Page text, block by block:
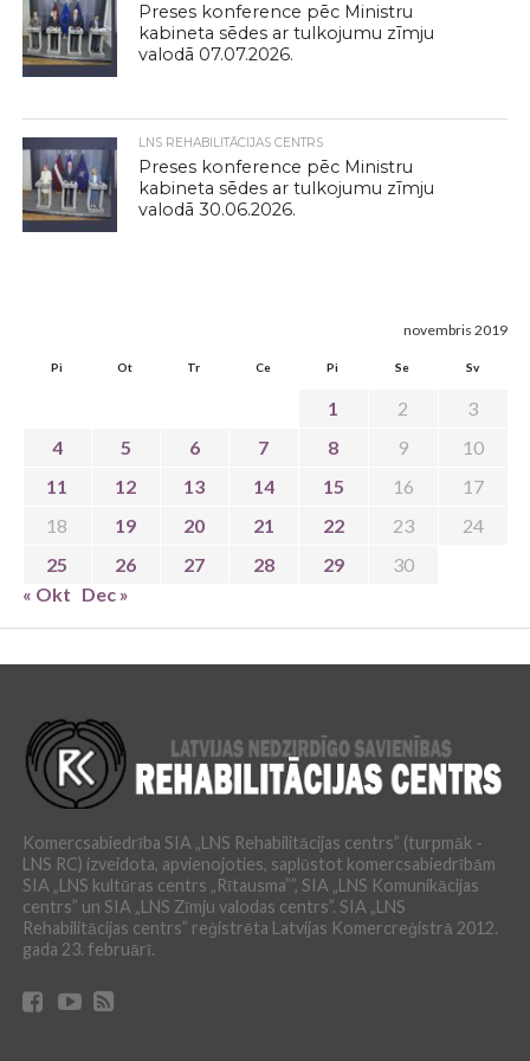
Preses konference pēc Ministru
kabineta sēdes ar tulkojumu zīmju
valodā 07.07.2026.
LNS REHABILITĀCIJAS CENTRS
Preses konference pēc Ministru
kabineta sēdes ar tulkojumu zīmju
valodā 30.06.2026.
novembris 2019
Pi Ot Tr Ce Pi Se Sv
1 2
3
4
5 6 7 8 9
10
11
12 13 14 15 16
17
18
19 20 21 22 23
24
25
26 27 28 29
30
« Okt Dec »
Komercsabiedrība SIA „LNS Rehabilitācijas centrs” (turpmāk -
LNS RC) izveidota, apvienojoties, saplūstot komercsabiedrībām
SIA „LNS kultūras centrs „Rītausma””, SIA „LNS Komunikācijas
centrs” un SIA „LNS Zīmju valodas centrs”. SIA „LNS
Rehabilitācijas centrs” reģistrēta Latvijas Komercreģistrā 2012.
gada 23. februārī.